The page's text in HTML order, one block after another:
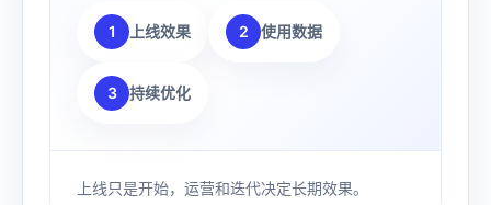
1 上线效果 2 使用数据
3 持续优化
上线只是开始，运营和迭代决定长期效果。